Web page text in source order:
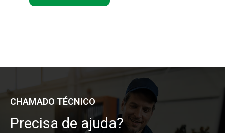
CHAMADO TÉCNICO
Precisa de ajuda?